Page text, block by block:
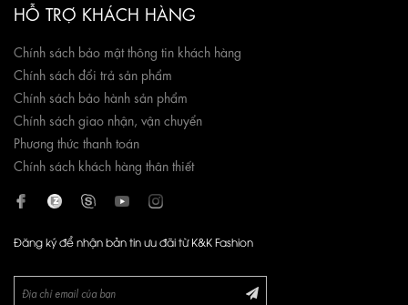
HỖ TRỢ KHÁCH HÀNG
Chính sách bảo mật thông tin khách hàng
Chính sách đổi trả sản phẩm
Chính sách bảo hành sản phẩm
Chính sách giao nhận, vận chuyển
Phương thức thanh toán
Chính sách khách hàng thân thiết
Đăng ký để nhận bản tin ưu đãi từ K&K Fashion